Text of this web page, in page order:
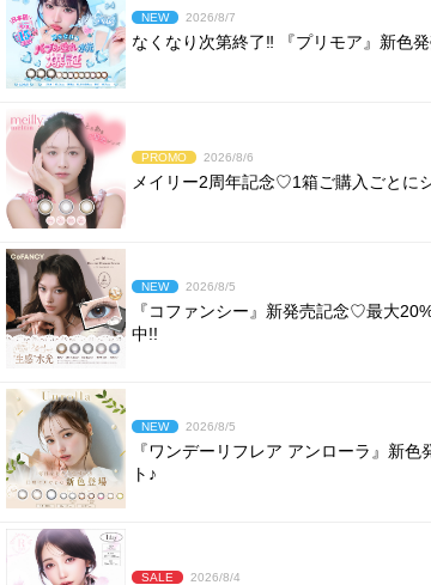
NEW 2026/8/7
なくなり次第終了‼︎ 『プリモア』新色
PROMO 2026/8/6
メイリー2周年記念♡1箱ご購入ごとに
NEW 2026/8/5
『コファンシー』新発売記念♡最大
中!!
NEW 2026/8/5
『ワンデーリフレア アンローラ』新
ト♪
SALE 2026/8/4